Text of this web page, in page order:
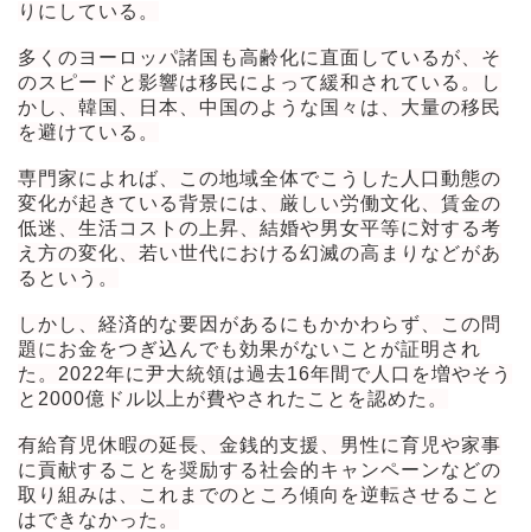
りにしている。
多くのヨーロッパ諸国も高齢化に直面しているが、そ
のスピードと影響は移民によって緩和されている。し
かし、韓国、日本、中国のような国々は、大量の移民
を避けている。
専門家によれば、この地域全体でこうした人口動態の
変化が起きている背景には、厳しい労働文化、賃金の
低迷、生活コストの上昇、結婚や男女平等に対する考
え方の変化、若い世代における幻滅の高まりなどがあ
るという。
しかし、経済的な要因があるにもかかわらず、この問
題にお金をつぎ込んでも効果がないことが証明され
た。2022年に尹大統領は過去16年間で人口を増やそう
と2000億ドル以上が費やされたことを認めた。
有給育児休暇の延長、金銭的支援、男性に育児や家事
に貢献することを奨励する社会的キャンペーンなどの
取り組みは、これまでのところ傾向を逆転させること
はできなかった。